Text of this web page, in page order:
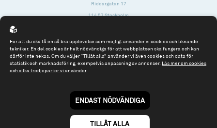
Riddargatan 17
114 57 Stockholm
Tel: 08 - 545 813 40
Till spiltan.se
© 2026 - Spiltan Fonder AB
By Sphinxly
För att du ska få en så bra upplevelse som möjligt använder vi cookies och liknande
tekniker. En del cookies är helt nödvändiga för att webbplatsen ska fungera och kan
därför inte nekas. Om du väljer “Tillåt alla” använder vi även cookies och data för
statistik och marknadsföring, exempelvis anpassning av annonser. Läs mer om cookies
och vilka tredjeparter vi använder.
ENDAST NÖDVÄNDIGA
TILLÅT ALLA